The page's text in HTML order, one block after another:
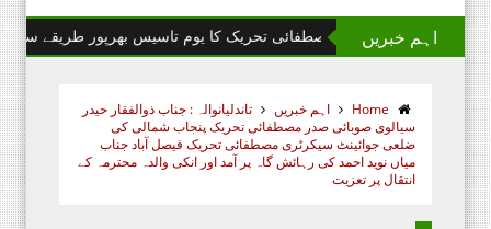
اہم خبریں
چھانگا مانگا : مصطفائی تحریک کا یوم تاسیس بھرپور طریقے سے منایا گیا۔
Home اہم خبریں
تاندلیانوالہ : جناب ذوالفقار حیدر
سیالوی صوبائی صدر مصطفائی تحریک پنجاب شمالی کی
ضلعی جوائینٹ سیکرٹری مصطفائی تحریک فیصل آباد جناب
میاں نوید احمد کی رہائش گاہ پر آمد اور انکی والدہ محترمہ کے
انتقال پر تعزیت